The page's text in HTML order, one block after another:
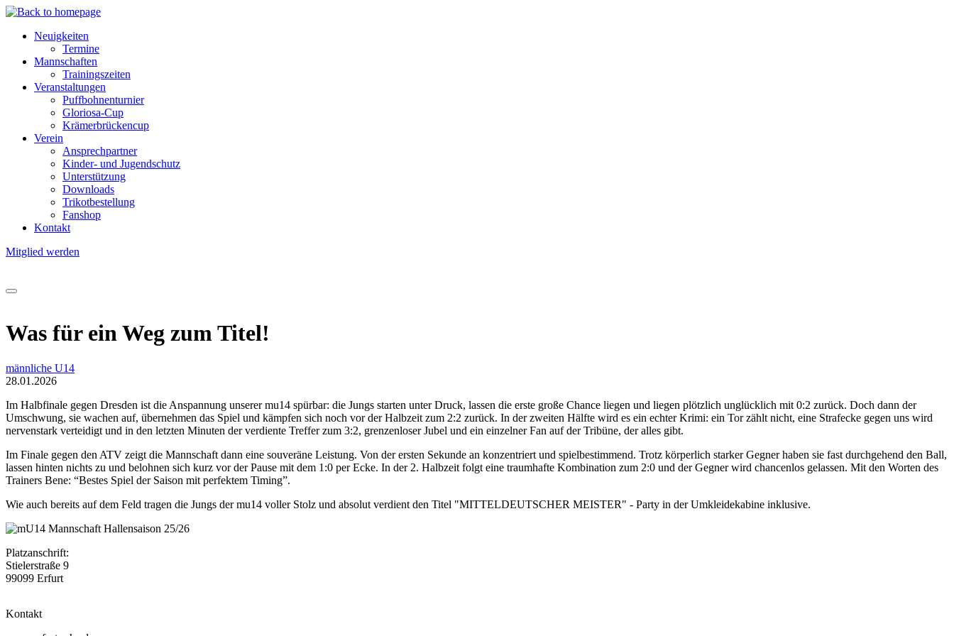
Direkt
Inhalt
Hauptnavigation
Neuigkeiten
Termine
Mannschaften
Trainingszeiten
Veranstaltungen
Puffbohnenturnier
Gloriosa-Cup
Krämerbrückencup
Verein
Ansprechpartner
Kinder- und Jugendschutz
Unterstützung
Downloads
Trikotbestellung
Fanshop
Kontakt
Mitglied werden
Was für ein Weg zum Titel!
männliche U14
28.01.2026
Im Halbfinale gegen Dresden ist die Anspannung unserer mu14 spürbar: die Jungs starten unter Druck, lassen die erste große Chance liegen und liegen plötzlich unglücklich mit 0:2 zurück. Doch dann der
Umschwung, sie wachen auf, übernehmen das Spiel und kämpfen sich noch vor der Halbzeit zum 2:2 zurück. In der zweiten Hälfte wird es ein echter Krimi: ein Tor zählt nicht, eine Strafecke gegen uns wird
nervenstark verteidigt und in den letzten Minuten der verdiente Treffer zum 3:2, grenzenloser Jubel und ein einzelner Fan auf der Tribüne, der alles gibt.
Im Finale gegen den ATV zeigt die Mannschaft dann eine souveräne Leistung. Von der ersten Sekunde an konzentriert und spielbestimmend. Trotz körperlich starker Gegner haben sie fast durchgehend den Ball,
lassen hinten nichts zu und belohnen sich kurz vor der Pause mit dem 1:0 per Ecke. In der 2. Halbzeit folgt eine traumhafte Kombination zum 2:0 und der Gegner wird chancenlos gelassen. Mit den Worten des
Trainers Bene: “Bestes Spiel der Saison mit perfektem Timing”.
Wie auch bereits auf dem Feld tragen die Jungs der mu14 voller Stolz und absolut verdient den Titel "MITTELDEUTSCHER MEISTER" - Party in der Umkleidekabine inklusive.
Platzanschrift:
Stielerstraße 9
99099 Erfurt
Kontakt